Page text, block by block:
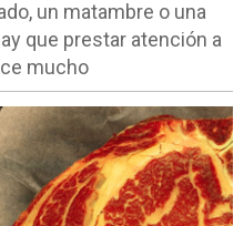
un matambre o una
que prestar atención a
mucho